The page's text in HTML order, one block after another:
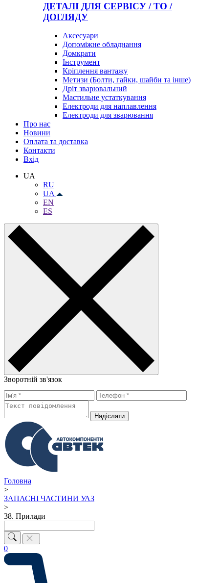
ДЕТАЛІ ДЛЯ СЕРВІСУ / ТО /
ДОГЛЯДУ
Аксесуари
Допоміжне обладнання
Домкрати
Інструмент
Кріплення вантажу
Метизи (Болти, гайки, шайби та інше)
Дріт зварювальний
Мастильне устаткування
Електроди для наплавлення
Електроди для зварювання
Про нас
Новини
Оплата та доставка
Контакти
Вхiд
UA
RU
UA
EN
ES
Зворотній зв'язок
Надiслати
Головна
>
ЗАПАСНІ ЧАСТИНИ УАЗ
>
38. Прилади
0